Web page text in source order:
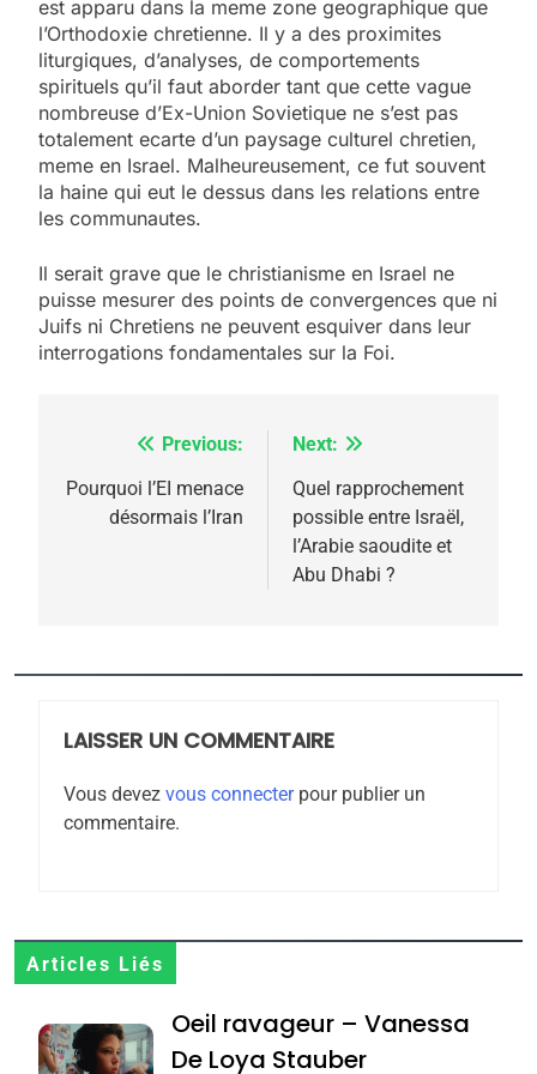
est apparu dans la meme zone geographique que
l’Orthodoxie chretienne. Il y a des proximites
liturgiques, d’analyses, de comportements
spirituels qu’il faut aborder tant que cette vague
nombreuse d’Ex-Union Sovietique ne s’est pas
totalement ecarte d’un paysage culturel chretien,
meme en Israel. Malheureusement, ce fut souvent
la haine qui eut le dessus dans les relations entre
les communautes.
Il serait grave que le christianisme en Israel ne
puisse mesurer des points de convergences que ni
Juifs ni Chretiens ne peuvent esquiver dans leur
interrogations fondamentales sur la Foi.
Navigation
de
Previous:
Pourquoi l’EI menace
désormais l’Iran
Next:
Quel rapprochement
possible entre Israël,
l’Arabie saoudite et
Abu Dhabi ?
LAISSER UN COMMENTAIRE
Vous devez vous connecterpour publier un
commentaire.
Articles Liés
Oeil ravageur – Vanessa
De Loya Stauber
2025, l’année la plus
rapport d’ADL contre
FRANCE ISRAÉL
6
Zrihen-Dvir
7
Jacques Hadida
JUDAISME